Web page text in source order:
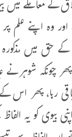
کے معاملے
وہ اپنے علم
حق میں
چونکہ شوہر
باقی رہا، پھر
بیوی کو یہ